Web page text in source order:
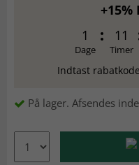
+15%
1
Dage
11
Timer
Indtast
På lager. Afsendes